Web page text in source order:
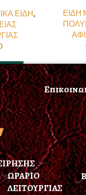
ΕΙΔΗ,
ΕΙΔΗ
ΩΡΑΡΙΟ
ΛΕΙΤΟΥΡΓΙΑΣ